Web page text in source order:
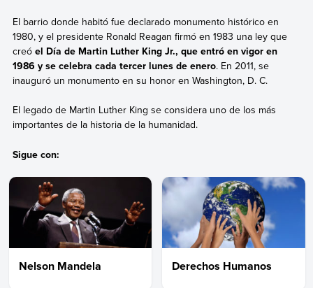
El barrio donde habitó fue declarado monumento histórico en
1980, y el presidente Ronald Reagan firmó en 1983 una ley que
creó el Día de Martin Luther King Jr., que entró en vigor en
1986 y se celebra cada tercer lunes de enero. En 2011, se
inauguró un monumento en su honor en Washington, D. C.
El legado de Martin Luther King se considera uno de los más
importantes de la historia de la humanidad.
Sigue con:
Nelson Mandela Derechos Humanos